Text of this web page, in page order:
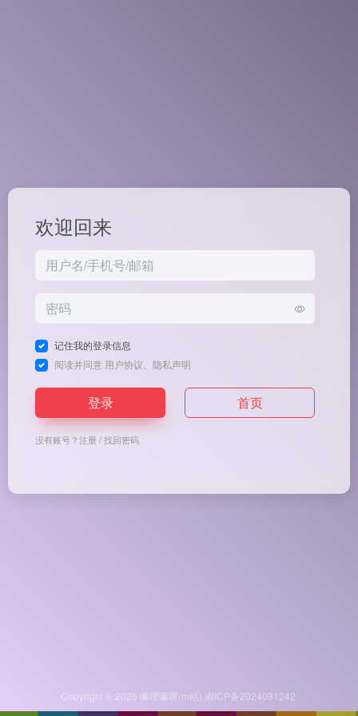
欢迎回来
记住我的登录信息
阅读并同意 用户协议 隐私声明
登录 首页
没有账号？注册/找回密码
Copyright © 2026 嘛哩嘛哩(m站) 湘ICP备2024081242